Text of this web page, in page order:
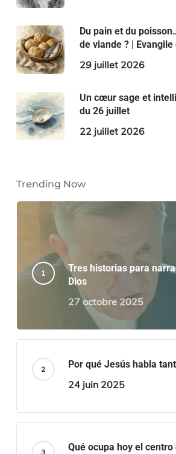
Du pain et du
de viande ? |
29 juillet 2026
Un cœur sage et
du 26 juillet
22 juillet 2026
Trending Now
Tres historias para
Dios
27 octobre 2025
Por qué Jesús habla
24 juin 2025
Qué ocupa hoy el centro